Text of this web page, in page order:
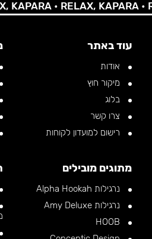
•RELAX, KAPARA •
עוד באתר
אודות
מיקור חוץ
בלוג
צרו קשר
רישום למועדון לקוחות
מתוגים מובילים
נרגילות Alpha Hookah
נרגילות Amy Deluxe